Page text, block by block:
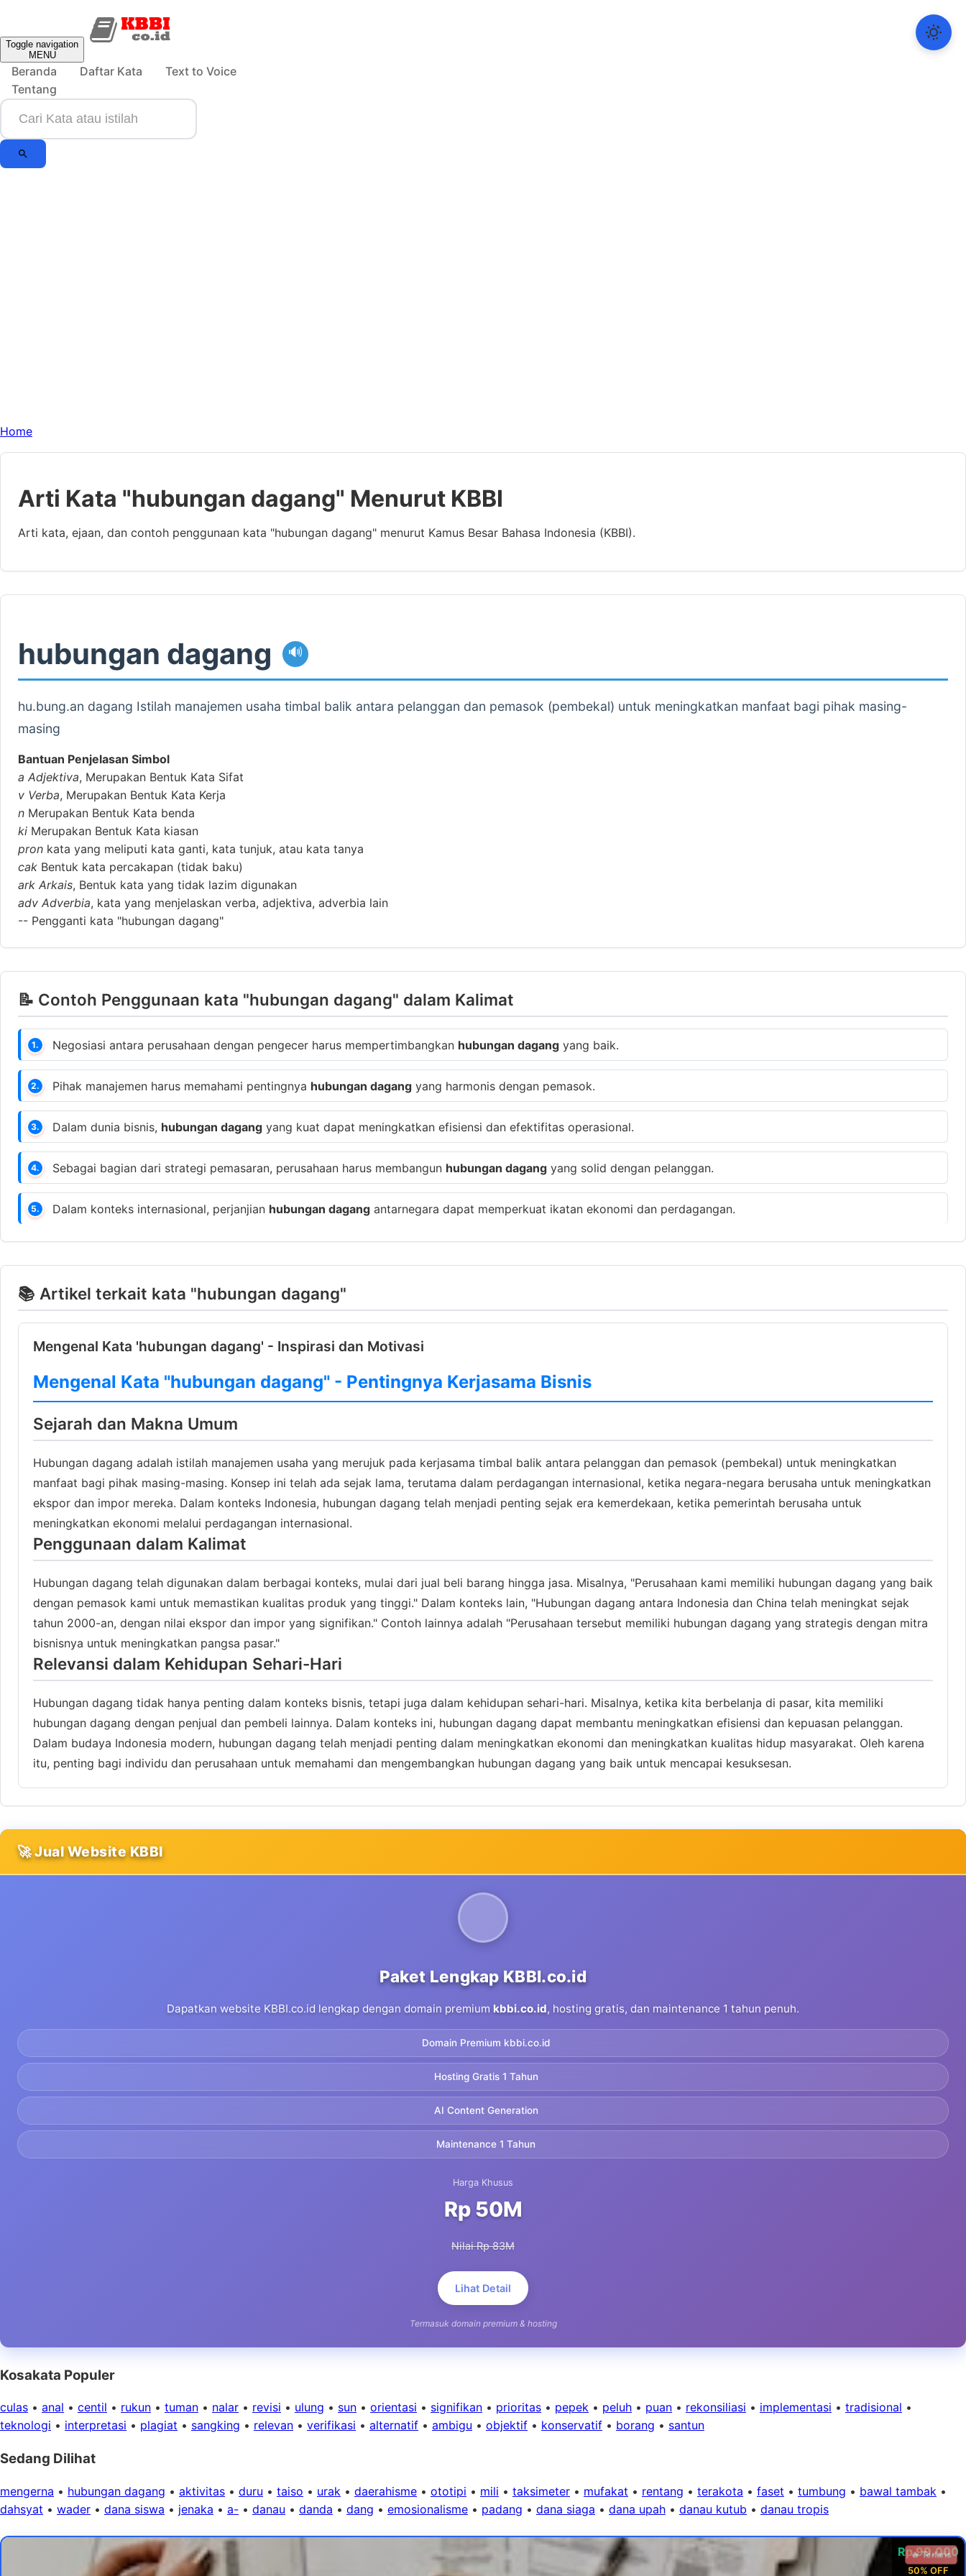
Toggle navigation
MENU
Beranda Daftar Kata
Text to Voice
Tentang
Home
Arti Kata "hubungan dagang" Menurut KBBI
Arti kata, ejaan, dan contoh penggunaan kata "hubungan dagang" menurut Kamus Besar Bahasa Indonesia (KBBI).
hubungan dagang 🔊
hu.bung.an dagang Istilah manajemen usaha timbal balik antara pelanggan dan pemasok (pembekal) untuk meningkatkan manfaat bagi pihak masing-
masing
Bantuan Penjelasan Simbol
a Adjektiva, Merupakan Bentuk Kata Sifat
v Verba, Merupakan Bentuk Kata Kerja
n Merupakan Bentuk Kata benda
ki Merupakan Bentuk Kata kiasan
pron kata yang meliputi kata ganti, kata tunjuk, atau kata tanya
cak Bentuk kata percakapan (tidak baku)
ark Arkais, Bentuk kata yang tidak lazim digunakan
adv Adverbia, kata yang menjelaskan verba, adjektiva, adverbia lain
-- Pengganti kata "hubungan dagang"
📝 Contoh Penggunaan kata "hubungan dagang" dalam Kalimat
1. Negosiasi antara perusahaan dengan pengecer harus mempertimbangkan hubungan dagang yang baik.
2. Pihak manajemen harus memahami pentingnya hubungan dagang yang harmonis dengan pemasok.
3. Dalam dunia bisnis, hubungan dagang yang kuat dapat meningkatkan efisiensi dan efektifitas operasional.
4. Sebagai bagian dari strategi pemasaran, perusahaan harus membangun hubungan dagang yang solid dengan pelanggan.
5. Dalam konteks internasional, perjanjian hubungan dagang antarnegara dapat memperkuat ikatan ekonomi dan perdagangan.
📚 Artikel terkait kata "hubungan dagang"
Mengenal Kata 'hubungan dagang' - Inspirasi dan Motivasi
Mengenal Kata "hubungan dagang" - Pentingnya Kerjasama Bisnis
Sejarah dan Makna Umum
Hubungan dagang adalah istilah manajemen usaha yang merujuk pada kerjasama timbal balik antara pelanggan dan pemasok (pembekal) untuk meningkatkan
manfaat bagi pihak masing-masing. Konsep ini telah ada sejak lama, terutama dalam perdagangan internasional, ketika negara-negara berusaha untuk meningkatkan
ekspor dan impor mereka. Dalam konteks Indonesia, hubungan dagang telah menjadi penting sejak era kemerdekaan, ketika pemerintah berusaha untuk
meningkatkan ekonomi melalui perdagangan internasional.
Penggunaan dalam Kalimat
Hubungan dagang telah digunakan dalam berbagai konteks, mulai dari jual beli barang hingga jasa. Misalnya, "Perusahaan kami memiliki hubungan dagang yang baik
dengan pemasok kami untuk memastikan kualitas produk yang tinggi." Dalam konteks lain, "Hubungan dagang antara Indonesia dan China telah meningkat sejak
tahun 2000-an, dengan nilai ekspor dan impor yang signifikan." Contoh lainnya adalah "Perusahaan tersebut memiliki hubungan dagang yang strategis dengan mitra
bisnisnya untuk meningkatkan pangsa pasar."
Relevansi dalam Kehidupan Sehari-Hari
Hubungan dagang tidak hanya penting dalam konteks bisnis, tetapi juga dalam kehidupan sehari-hari. Misalnya, ketika kita berbelanja di pasar, kita memiliki
hubungan dagang dengan penjual dan pembeli lainnya. Dalam konteks ini, hubungan dagang dapat membantu meningkatkan efisiensi dan kepuasan pelanggan.
Dalam budaya Indonesia modern, hubungan dagang telah menjadi penting dalam meningkatkan ekonomi dan meningkatkan kualitas hidup masyarakat. Oleh karena
itu, penting bagi individu dan perusahaan untuk memahami dan mengembangkan hubungan dagang yang baik untuk mencapai kesuksesan.
🚀 Jual Website KBBI
Paket Lengkap KBBI.co.id
Dapatkan website KBBI.co.id lengkap dengan domain premium kbbi.co.id, hosting gratis, dan maintenance 1 tahun penuh.
Domain Premium kbbi.co.id
Hosting Gratis 1 Tahun
AI Content Generation
Maintenance 1 Tahun
Harga Khusus
Rp 50M
Nilai Rp 83M
Lihat Detail
Termasuk domain premium & hosting
Kosakata Populer
culas • anal • centil • rukun • tuman • nalar • revisi • ulung • sun • orientasi • signifikan • prioritas • pepek • peluh • puan • rekonsiliasi • implementasi • tradisional •
teknologi • interpretasi • plagiat • sangking • relevan • verifikasi • alternatif • ambigu • objektif • konservatif • borang • santun
Sedang Dilihat
mengerna • hubungan dagang • aktivitas • duru • taiso • urak • daerahisme • ototipi • mili • taksimeter • mufakat • rentang • terakota • faset • tumbung • bawal tambak •
dahsyat • wader • dana siswa • jenaka • a- • danau • danda • dang • emosionalisme • padang • dana siaga • dana upah • danau kutub • danau tropis
Rp 99.000
50% OFF
🔥 Terlaris